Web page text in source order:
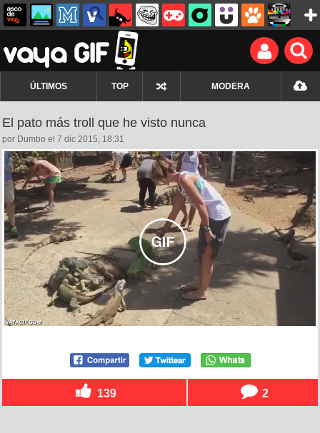
ÚLTIMOS TOP MODERA
El pato más troll que he visto nunca
por Dumbo el 7 dic 2015, 18:31
139 2